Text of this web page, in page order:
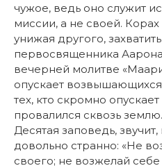
чужое, ведь оно служит
миссии, а не своей. Корах
унижая другого,
первосвященника
вечерней молитве
опускает
тех, кто скромно
провалился сквозь землю.
Десятая заповедь,
довольно странно: «Не
своего; не возжелай